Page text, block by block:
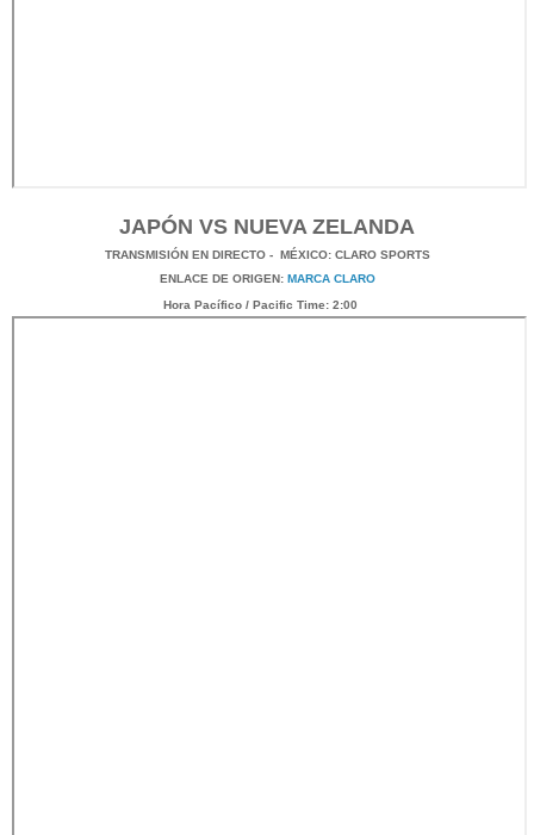
JAPÓN VS NUEVA ZELANDA
TRANSMISIÓN EN DIRECTO - MÉXICO: CLARO SPORTS
ENLACE DE ORIGEN: MARCA CLARO
Hora Pacífico / Pacific Time: 2:00